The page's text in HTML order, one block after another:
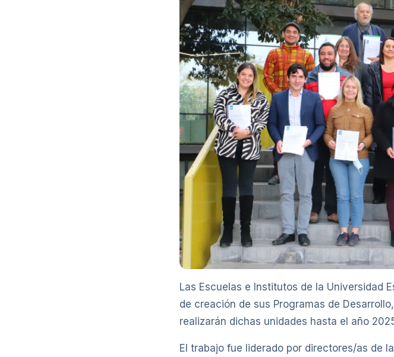
Las Escuelas e Institutos de la Universidad
de creación de sus Programas de
realizarán dichas unidades hasta el año
El trabajo fue liderado por directores/as de